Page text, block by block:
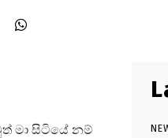
මා සිටියේ නම්